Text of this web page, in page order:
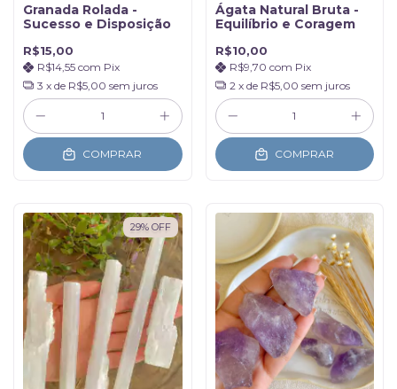
Granada Rolada -
Sucesso e Disposição
R$15,00
R$14,55 com Pix
3 x de R$5,00 sem juros
COMPRAR
Ágata Natural Bruta -
Equilíbrio e Coragem
R$10,00
R$9,70 com Pix
2 x de R$5,00 sem juros
COMPRAR
29% OFF